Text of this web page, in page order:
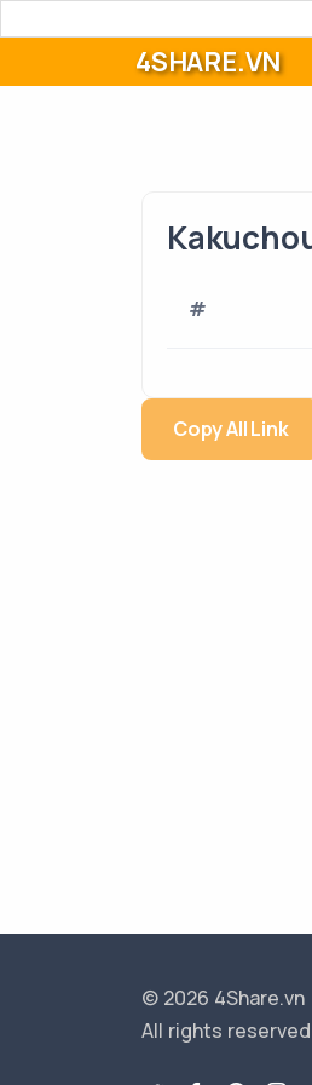
4SHARE.VN
#
Copy All Link
© 2026 4Share.vn
All rights